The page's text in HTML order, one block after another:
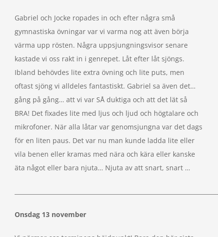
Gabriel och Jocke ropades in och efter några små
gymnastiska övningar var vi varma nog att även börja
värma upp rösten. Några uppsjungningsvisor senare
kastade vi oss rakt in i genrepet. Låt efter låt sjöngs.
Ibland behövdes lite extra övning och lite puts, men
oftast sjöng vi alldeles fantastiskt. Gabriel sa även det…
gång på gång… att vi var SÅ duktiga och att det lät så
BRA! Det fixades lite med ljus och ljud och högtalare och
mikrofoner. När alla låtar var genomsjungna var det dags
för en liten paus. Det var nu man kunde ladda lite eller
vila benen eller kramas med nära och kära eller kanske
äta något eller bara njuta… Njuta av att snart, snart …
Onsdag 13 november